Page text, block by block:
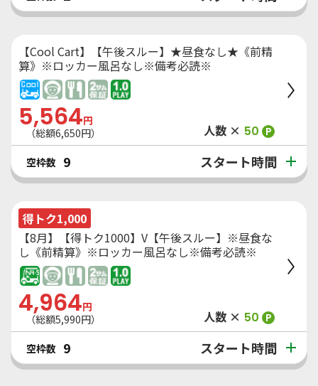
【Cool Cart】【午後スルー】★昼食なし★《前精
算》※ロッカー風呂なし※備考必読※
5,564円
（総額6,650円） 人数 × 50 P
空枠数 9 スタート時間
得トク1,000
【8月】【得トク1000】V【午後スルー】※昼食な
し《前精算》※ロッカー風呂なし※備考必読※
4,964円
（総額5,990円） 人数 × 50 P
空枠数 9 スタート時間